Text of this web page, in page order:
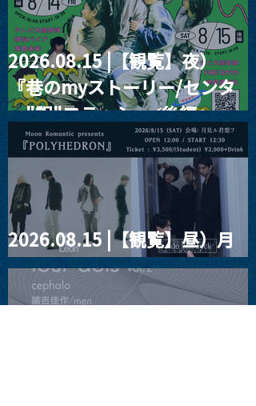
2026.08.15 |【観覧】夜）
『巷のmyストーリー/センタ
ー"訳"フラッシュ⚡️後編』
2026.08.15 |【観覧】昼）月
見ルpre.『POLYHEDRON』